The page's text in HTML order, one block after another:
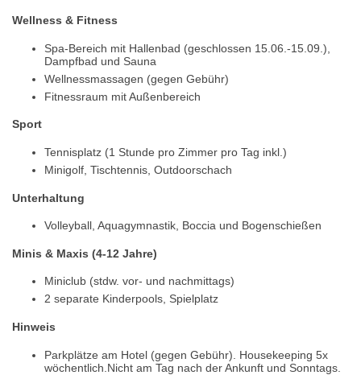
Wellness & Fitness
Spa-Bereich mit Hallenbad (geschlossen 15.06.-15.09.),
Dampfbad und Sauna
Wellnessmassagen (gegen Gebühr)
Fitnessraum mit Außenbereich
Sport
Tennisplatz (1 Stunde pro Zimmer pro Tag inkl.)
Minigolf, Tischtennis, Outdoorschach
Unterhaltung
Volleyball, Aquagymnastik, Boccia und Bogenschießen
Minis & Maxis (4-12 Jahre)
Miniclub (stdw. vor- und nachmittags)
2 separate Kinderpools, Spielplatz
Hinweis
Parkplätze am Hotel (gegen Gebühr). Housekeeping 5x
wöchentlich.Nicht am Tag nach der Ankunft und Sonntags.